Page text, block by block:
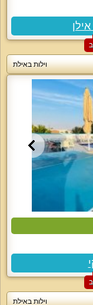
וילות באילת
וילות באילת